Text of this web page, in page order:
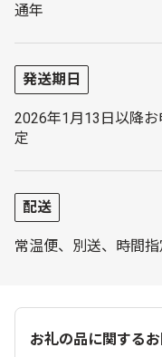
通年
発送期日
2026年1月13日以降
定
配送
常温便、別送、時間指
お礼の品に関する